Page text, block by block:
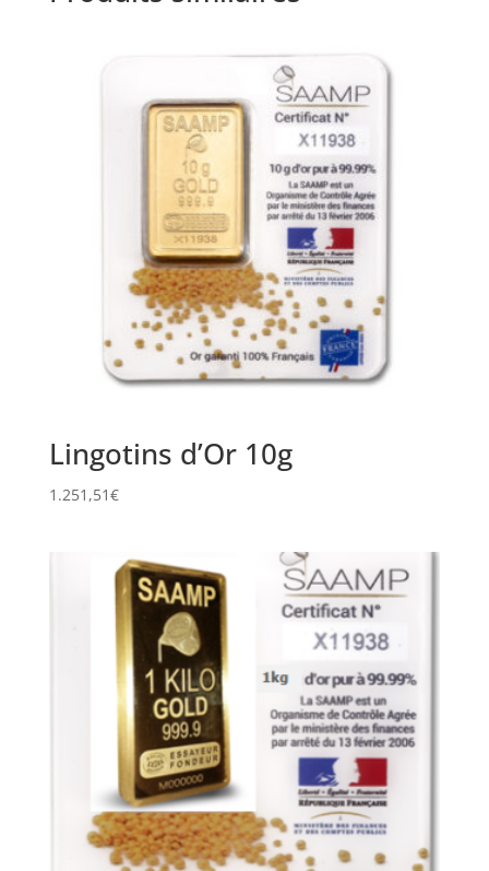
Lingotins d’Or 10g
1.251,51€